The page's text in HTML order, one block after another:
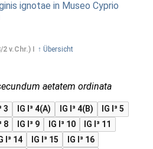
ignotae in Museo Cyprio
v.Chr.) I ↑ Übersicht
aetatem ordinata
3 IG I³ 4(A) IG I³ 4(B)
IG I³ 5
8 IG I³ 9 IG I³ 10
IG I³ 11
I³ 14 IG I³ 15
IG I³ 16